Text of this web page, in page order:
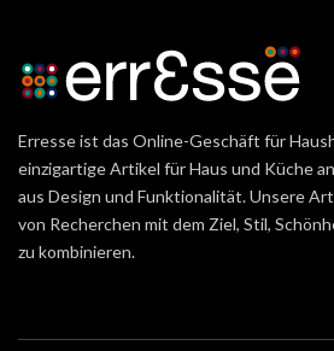
Erresse ist das Online-Geschäft für
einzigartige Artikel für Haus und Küche
aus Design und Funktionalität. Unsere
von Recherchen mit dem Ziel, Stil,
zu kombinieren.